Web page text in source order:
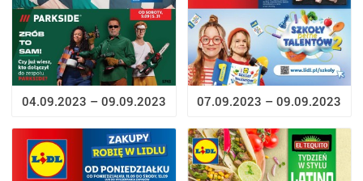
04.09.2023 – 09.09.2023 07.09.2023 – 09.09.2023